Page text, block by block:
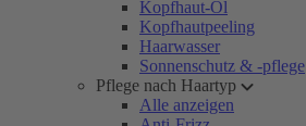
Kopfhaut-Öl
Kopfhautpeeling
Haarwasser
Sonnenschutz & -pflege
Pflege nach Haartyp
Alle anzeigen